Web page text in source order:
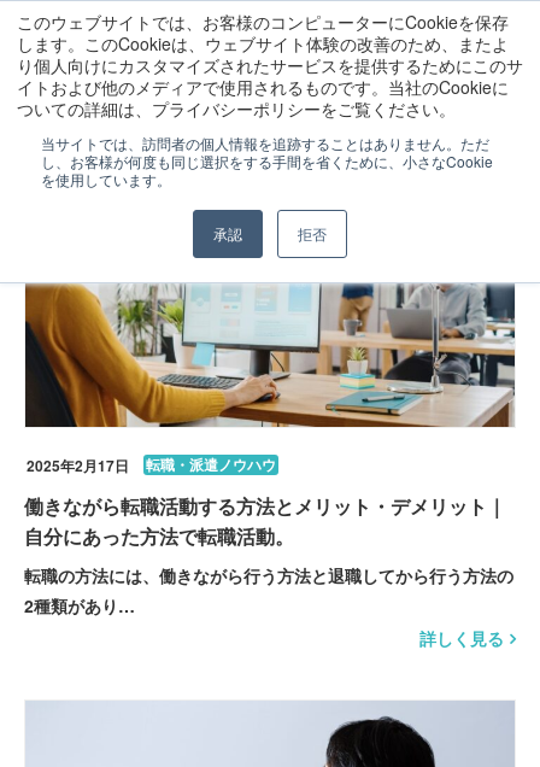
このウェブサイトでは、お客様のコンピューターにCookieを保存
します。このCookieは、ウェブサイト体験の改善のため、またよ
り個人向けにカスタマイズされたサービスを提供するためにこのサ
イトおよび他のメディアで使用されるものです。当社のCookieに
ついての詳細は、プライバシーポリシーをご覧ください。
当サイトでは、訪問者の個人情報を追跡することはありません。ただ
し、お客様が何度も同じ選択をする手間を省くために、小さなCookie
を使用しています。
承認 拒否
ララワークトップ コラム 転職・派遣ノウハウ
2025年2月17日 転職・派遣ノウハウ
働きながら転職活動する方法とメリット・デメリット｜
自分にあった方法で転職活動。
転職の方法には、働きながら行う方法と退職してから行う方法の
2種類があり…
詳しく見る